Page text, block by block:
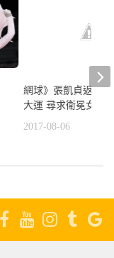
網球》張凱貞返臺
大運 尋求衛冕女單
2017-08-06